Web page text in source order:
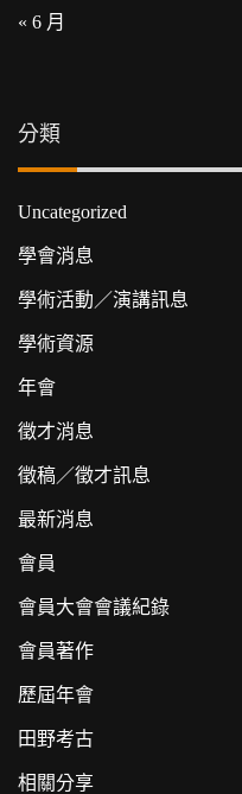
« 6 月
分類
Uncategorized
學會消息
學術活動／演講訊息
學術資源
年會
徵才消息
徵稿／徵才訊息
最新消息
會員
會員大會會議紀錄
會員著作
歷屆年會
田野考古
相關分享